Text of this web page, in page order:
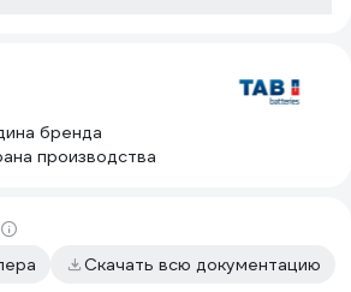
бренда
производства
Скачать всю документацию